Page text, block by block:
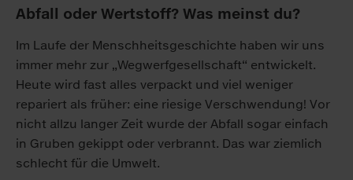
Abfall oder Wertstoff? Was meinst du?
Im Laufe der Menschheitsgeschichte haben wir uns
immer mehr zur „Wegwerfgesellschaft“ entwickelt.
Heute wird fast alles verpackt und viel weniger
repariert als früher: eine riesige Verschwendung! Vor
nicht allzu langer Zeit wurde der Abfall sogar einfach
in Gruben gekippt oder verbrannt. Das war ziemlich
schlecht für die Umwelt.